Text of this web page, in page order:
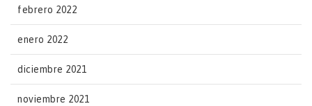
febrero 2022
enero 2022
diciembre 2021
noviembre 2021